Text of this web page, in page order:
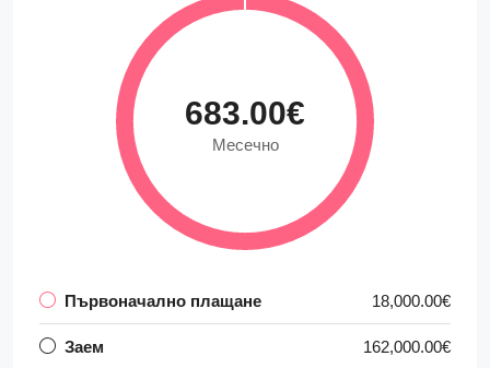
683.00€
Месечно
Първоначално плащане 18,000.00€
Заем 162,000.00€